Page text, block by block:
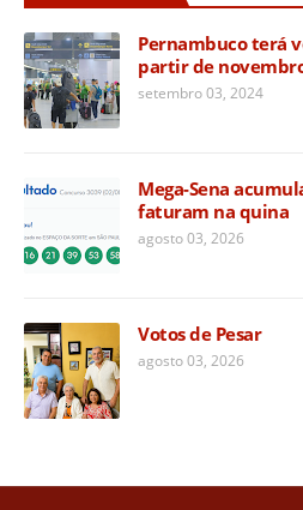
Pernambuco terá
partir de
setembro 03, 2024
Mega-Sena
faturam na quina
agosto 03, 2026
Votos de Pesar
agosto 03, 2026